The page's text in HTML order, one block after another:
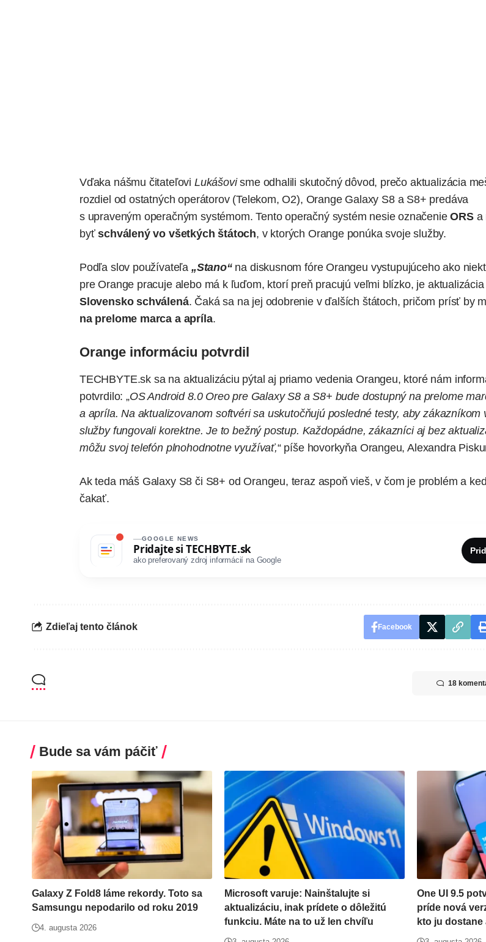
Vďaka nášmu čitateľovi Lukášovisme odhalili skutočný dôvod, prečo aktualizácia
rozdiel od ostatných operátorov (Telekom, O2), OrangeGalaxy S8 a S8+ predáva
s upraveným operačným systémom. Tento operačný systém nesie označenieORSa
byťschválený vo všetkých štátoch, v ktorých Orange ponúka svoje služby.
Podľa slov používateľa „Stano“ na diskusnom fóre Orangeu vystupujúceho ako
pre Orange pracuje alebo má k ľuďom, ktorí preň pracujú veľmi blízko, je aktualizácia
Slovensko schválená. Čaká sa na jej odobrenie v ďalších štátoch, pričom prísť by
na prelome marca a apríla.
Orange informáciu potvrdil
TECHBYTE.sk sa na aktualizáciu pýtal aj priamo vedenia Orangeu, ktoré nám
potvrdilo: „OS Android 8.0 Oreo pre Galaxy S8 a S8+ bude dostupný na prelome
a apríla. Na aktualizovanom softvéri sa uskutočňujú posledné testy, aby zákazníkom
služby fungovali korektne. Je to bežný postup. Každopádne, zákazníci aj bez
môžu svoj telefón plnohodnotne využívať,“ píše hovorkyňa Orangeu, Alexandra
Ak teda máš Galaxy S8 či S8+ od Orangeu, teraz aspoň vieš, v čom je problém a
čakať.
GOOGLE NEWS
Pridajte si TECHBYTE.sk
ako preferovaný zdroj informácií na Google
Zdieľaj tento článok Facebook
18
Bude sa vám páčiť
Galaxy Z Fold8 láme rekordy. Toto sa
Samsungu nepodarilo od roku 2019
4. augusta 2026
Microsoft varuje: Nainštalujte si
aktualizáciu, inak prídete o dôležitú
funkciu. Máte na to už len chvíľu
One UI 9.5
príde nová
kto ju